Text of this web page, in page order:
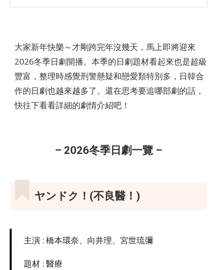
黒崎さんの一途な愛がとまらない (黑崎先生堅定的愛
停不下來)
ラムネモンキー (RAMUNE MONKEY)
ぜんぶ、あなたのためだから (全部都是為了你)
女：國稅局資料調查課）
大家新年快樂～才剛跨完年沒幾天，馬上即將迎來
2026冬季日劇開播。本季的日劇題材看起來也是超級
豐富，整理時感覺刑警懸疑和戀愛類特別多，日韓合
作的日劇也越來越多了。還在思考要追哪部劇的話，
快往下看看詳細的劇情介紹吧！
– 2026冬季日劇一覽 –
ヤンドク！(不良醫！)
主演 : 橋本環奈、向井理、宮世琉彌
題材 : 醫療